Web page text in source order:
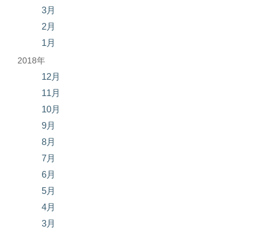
3月
2月
1月
2018年
12月
11月
10月
9月
8月
7月
6月
5月
4月
3月